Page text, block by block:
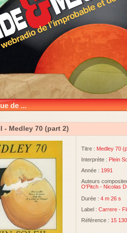
de ...
- Medley 70 (part 2)
Titre : Medley 70
Interprète : Plein
Année : 1991
Auteurs
O'Pitch - Nicolas
Durée : 4 m 26 s
Label : Carrere -
Référence : 15 130